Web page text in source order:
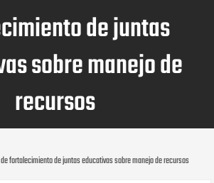
de juntas
sobre manejo de
recursos
fortalecimiento de juntas educativas sobre manejo de recursos